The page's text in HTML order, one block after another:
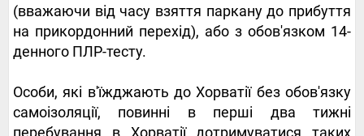
(вважаючи від часу взяття паркану до прибуття
на прикордонний перехід), або з обов'язком 14-
денного ПЛР-тесту.
Особи, які в'їжджають до Хорватії без обов'язку
самоізоляції, повинні в перші два тижні
перебування в Хорватії дотримуватися таких